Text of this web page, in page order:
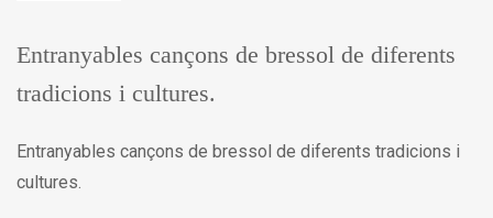
Entranyables cançons de bressol de diferents
tradicions i cultures.
Entranyables cançons de bressol de diferents tradicions i
cultures.